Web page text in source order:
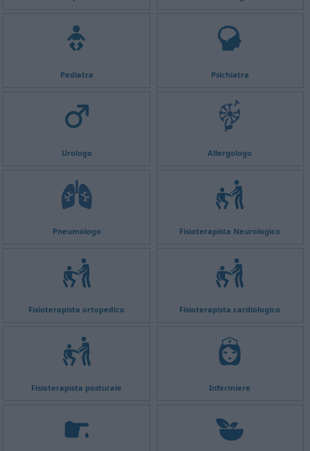
Pediatra Psichiatra
Urologo Allergologo
Pneumologo Fisioterapista Neurologico
Fisioterapista ortopedico Fisioterapista cardiologico
Fisioterapista posturale Infermiere